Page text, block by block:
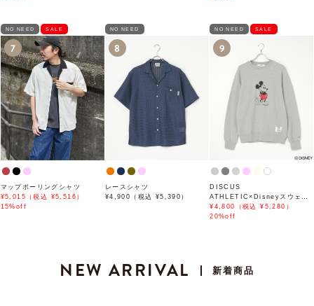
NO NEED SALE
7
マップボーリングシャツ
¥5,015（税込 ¥5,516）
15%off
NO NEED
8
レースシャツ
¥4,900（税込 ¥5,390）
NO NEED SALE
9
DISCUS
ATHLETIC×Disneyスウェッ
ト
¥4,800（税込 ¥5,280）
20%off
NEW ARRIVAL 新着商品